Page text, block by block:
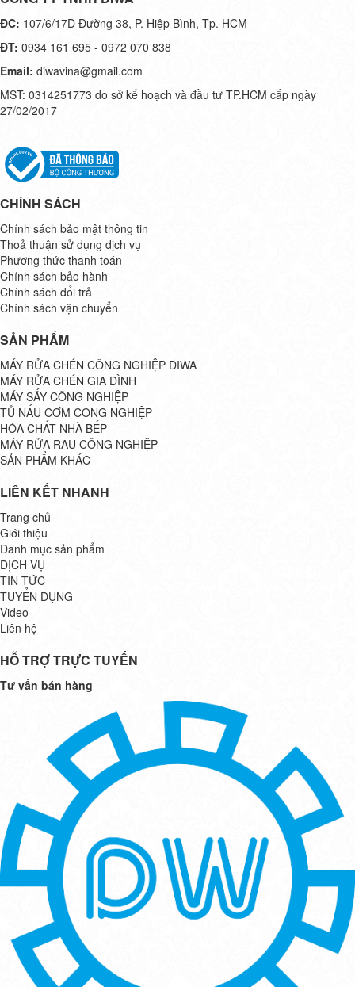
ĐC: 107/6/17D Đường 38, P. Hiệp Bình, Tp. HCM
ĐT: 0934 161 695 - 0972 070 838
Email: diwavina@gmail.com
MST: 0314251773 do sở kế hoạch và đầu tư TP.HCM cấp ngày
27/02/2017
CHÍNH SÁCH
Chính sách bảo mật thông tin
Thoả thuận sử dụng dịch vụ
Phương thức thanh toán
Chính sách bảo hành
Chính sách đổi trả
Chính sách vận chuyển
SẢN PHẨM
MÁY RỬA CHÉN CÔNG NGHIỆP DIWA
MÁY RỬA CHÉN GIA ĐÌNH
MÁY SẤY CÔNG NGHIỆP
TỦ NẤU CƠM CÔNG NGHIỆP
HÓA CHẤT NHÀ BẾP
MÁY RỬA RAU CÔNG NGHIỆP
SẢN PHẨM KHÁC
LIÊN KẾT NHANH
Trang chủ
Giới thiệu
Danh mục sản phẩm
DỊCH VỤ
TIN TỨC
TUYỂN DỤNG
Video
Liên hệ
HỖ TRỢ TRỰC TUYẾN
Tư vấn bán hàng